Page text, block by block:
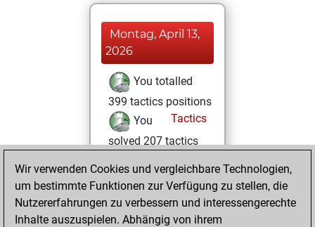
Montag, April 13,
2026
You totalled
399 tactics positions
Tactics
You
solved 207 tactics
You achieved
an Elo of 1824 in
tactics positions
Wir verwenden Cookies und vergleichbare Technologien,
um bestimmte Funktionen zur Verfügung zu stellen, die
Nutzererfahrungen zu verbessern und interessengerechte
Inhalte auszuspielen. Abhängig von ihrem